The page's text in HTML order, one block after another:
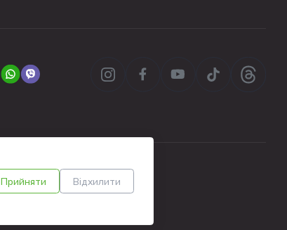
Прийняти Відхилити